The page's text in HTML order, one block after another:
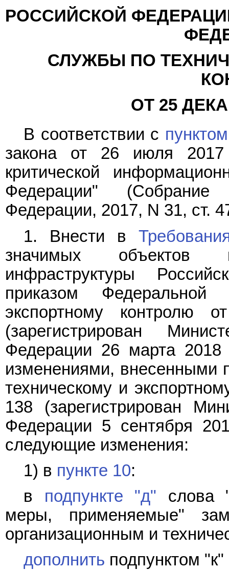
РОССИЙСКОЙ
СЛУЖБЫ ПО
ОТ 25
В соответствии с
закона от 26 июля
критической
Федерации" (Собрание
Федерации, 2017, N 31, ст.
1. Внести в
значимых объектов
инфраструктуры
приказом
экспортному
(зарегистрирован
Федерации 26 марта 2018
изменениями, внесенными
техническому и
138 (зарегистрирован
Федерации 5 сентября
следующие изменения:
1) в пункте 10:
в подпункте "д" слова
меры, применяемые"
организационным и
дополнить подпунктом